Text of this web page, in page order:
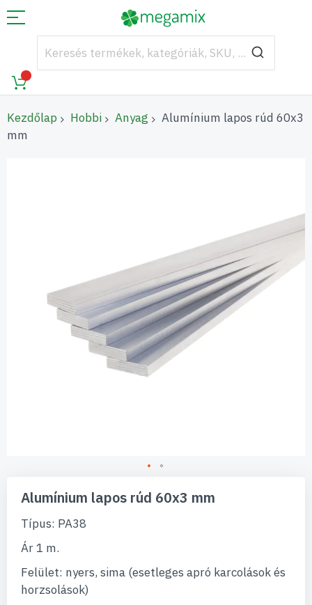
Kezdőlap Hobbi Anyag
Alumínium lapos rúd 60x3
mm
képgaléria
elejére
Alumínium lapos rúd 60x3 mm
Típus: PA38
Ár 1 m.
Felület: nyers, sima (esetleges apró karcolások és
horzsolások)